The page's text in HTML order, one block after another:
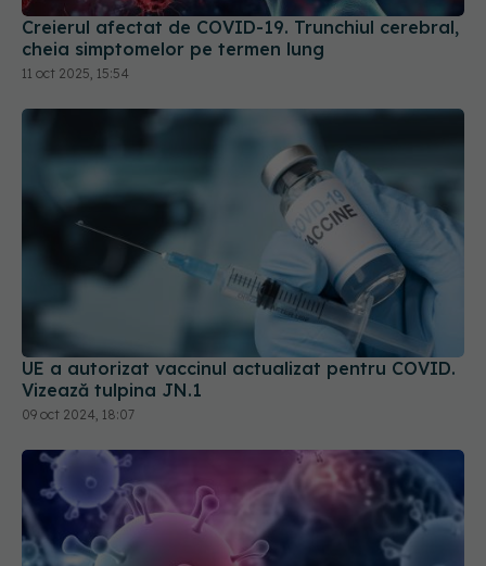
cheia simptomelor pe termen lung
11 oct 2025, 15:54
UE a autorizat vaccinul actualizat pentru COVID.
Vizează tulpina JN.1
09 oct 2024, 18:07